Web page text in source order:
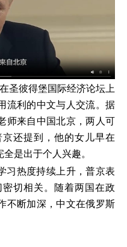
圣彼得堡国际经济论坛上
流利的中文与人交流。据
师来自中国北京，两人可
还提到，他的女儿早在
是出于个人兴趣。
习热度持续上升，普京表
切相关。随着两国在政
不断加深，中文在俄罗斯